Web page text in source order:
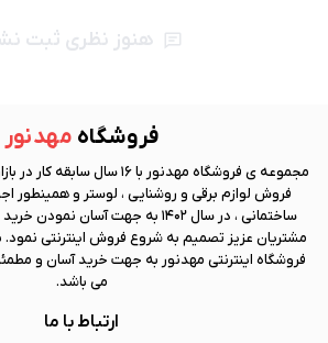
هنوز نظری ثبت
فروشگاه مهد نور
مجموعه ی فروشگاه مهد نور
با 16 سال سابقه کار در
فروش لوازم برقی و روشنایی ، لوستر و همینطور
ساختمانی ، در سال 1402 به جهت آسان
مشتریان عزیز تصمیم به شروع فروش اینترنتی
فروشگاه اینترنتی مهد نور به جهت خرید آسان و
می باشد.
ارتباط با ما